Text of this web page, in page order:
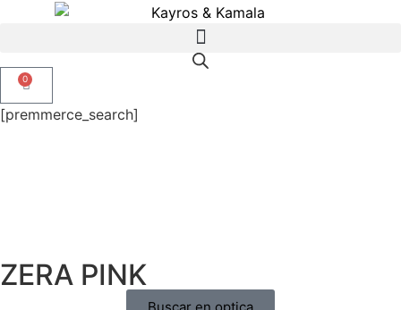
0
[premmerce_search]
ZERA PINK